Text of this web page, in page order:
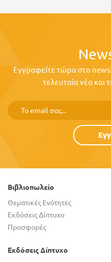
Εγγραφείτε τώρα στο
τελευταία νέα και
Βιβλιοπωλείο
Θεματικές Ενότητες
Εκδόσεις Δίπτυχο
Προσφορές
Εκδόσεις Δίπτυχο